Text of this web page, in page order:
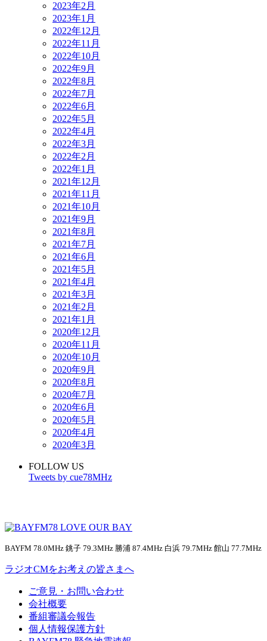
2023年2月
2023年1月
2022年12月
2022年11月
2022年10月
2022年9月
2022年8月
2022年7月
2022年6月
2022年5月
2022年4月
2022年3月
2022年2月
2022年1月
2021年12月
2021年11月
2021年10月
2021年9月
2021年8月
2021年7月
2021年6月
2021年5月
2021年4月
2021年3月
2021年2月
2021年1月
2020年12月
2020年11月
2020年10月
2020年9月
2020年8月
2020年7月
2020年6月
2020年5月
2020年4月
2020年3月
FOLLOW US
Tweets by cue78MHz
BAYFM 78.0MHz 銚子 79.3MHz 勝浦 87.4MHz 白浜 79.7MHz 館山 77.7MHz
ラジオCMをお考えの皆さまへ
ご意見・お問い合わせ
会社概要
番組審議会報告
個人情報保護方針